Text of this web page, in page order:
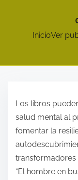
InicioVer
Los libros
salud mental al
fomentar la
transformadores
“El hombre en